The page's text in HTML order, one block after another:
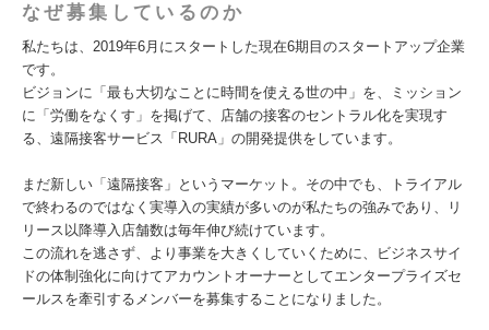
なぜ募集しているのか
私たちは、2019年6月にスタートした現在6期目のスタートアップ企業
です。
ビジョンに「最も大切なことに時間を使える世の中」を、ミッション
に「労働をなくす」を掲げて、店舗の接客のセントラル化を実現す
る、遠隔接客サービス「RURA」の開発提供をしています。
まだ新しい「遠隔接客」というマーケット。その中でも、トライアル
で終わるのではなく実導入の実績が多いのが私たちの強みであり、リ
リース以降導入店舗数は毎年伸び続けています。
この流れを逃さず、より事業を大きくしていくために、ビジネスサイ
ドの体制強化に向けてアカウントオーナーとしてエンタープライズセ
ールスを牽引するメンバーを募集することになりました。